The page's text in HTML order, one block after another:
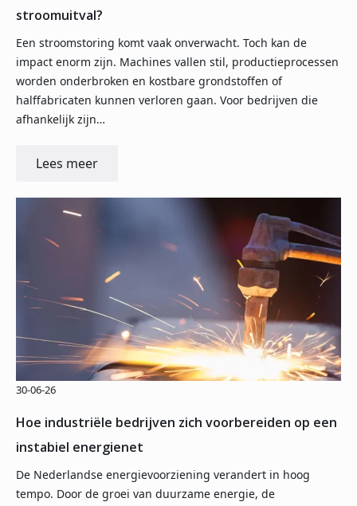
stroomuitval?
Een stroomstoring komt vaak onverwacht. Toch kan de
impact enorm zijn. Machines vallen stil, productieprocessen
worden onderbroken en kostbare grondstoffen of
halffabricaten kunnen verloren gaan. Voor bedrijven die
afhankelijk zijn…
Lees meer
Hoe industriële bedrijven zich voorbereiden op een
instabiel energienet
30-06-26
De Nederlandse energievoorziening verandert in hoog
tempo. Door de groei van duurzame energie, de